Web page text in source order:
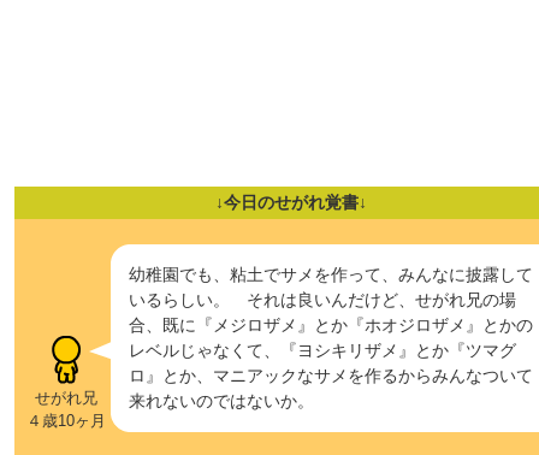
↓今日のせがれ覚書↓
せがれ兄
４歳10ヶ月
幼稚園でも、粘土でサメを作って、みんなに披露して
いるらしい。 それは良いんだけど、せがれ兄の場
合、既に『メジロザメ』とか『ホオジロザメ』とかの
レベルじゃなくて、『ヨシキリザメ』とか『ツマグ
ロ』とか、マニアックなサメを作るからみんなついて
来れないのではないか。